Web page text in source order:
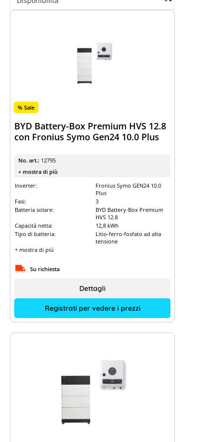
% Sale
BYD Battery-Box Premium HVS 12.8
con Fronius Symo Gen24 10.0 Plus
No. art.: 12795
+ mostra di più
Inverter:
Fronius Symo GEN24 10.0
Plus
Fasi:
3
Batteria solare:
BYD Battery-Box Premium
HVS 12.8
Capacità netta:
12,8 kWh
Tipo di batteria:
Litio-ferro-fosfato ad alta
tensione
+ mostra di più
Su richiesta
Registrati per vedere i prezzi
Dettagli